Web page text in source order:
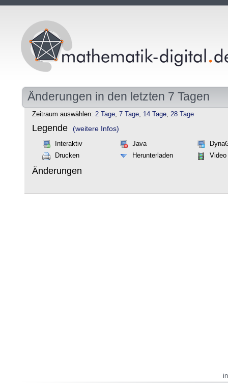
Änderungen in den letzten 7 Tagen
Zeitraum auswählen: 2 Tage, 7 Tage, 14 Tage, 28 Tage
Legende (weitere Infos)
Interaktiv Java
Drucken
Herunterladen Video
Änderungen